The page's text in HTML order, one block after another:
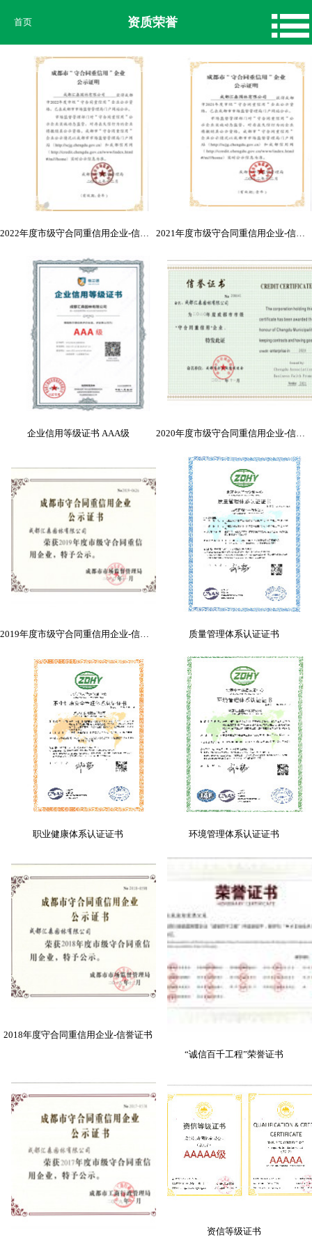
首页 资质荣誉
2022年度市级守合同重信用企业-信誉证书 2021年度市级守合同重信用企业-信誉证书
企业信用等级证书 AAA级 2020年度市级守合同重信用企业-信誉证书
质量管理体系认证证书
职业健康体系认证证书 环境管理体系认证证书
2018年度守合同重信用企业-信誉证书
“诚信百千工程”荣誉证书
资信等级证书